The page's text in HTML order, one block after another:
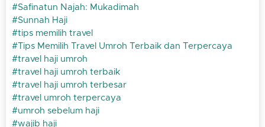
Safinatun Najah: Mukadimah
Sunnah Haji
tips memilih travel
Tips Memilih Travel Umroh Terbaik dan Terpercaya
travel haji umroh
travel haji umroh terbaik
travel haji umroh terbesar
travel umroh terpercaya
umroh sebelum haji
wajib haji